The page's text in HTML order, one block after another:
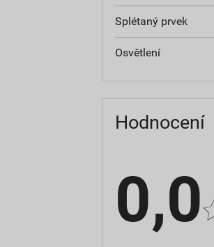
Splétaný prvek
Osvětlení
Hodnocení
0,0